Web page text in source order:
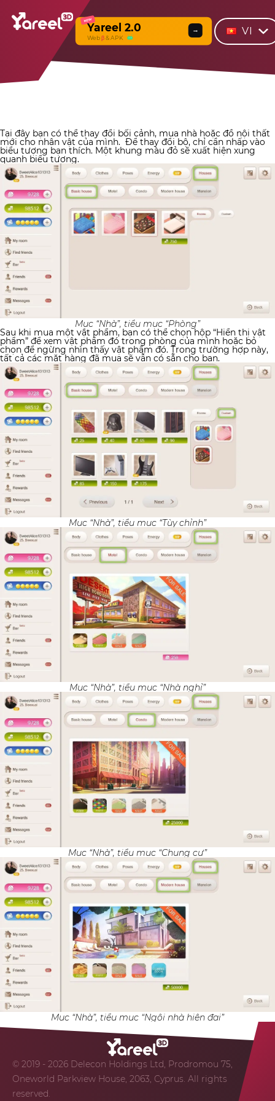
NEW
Yareel 2.0
Webβ & APK
→ VI
Tại đây bạn có thể thay đổi bối cảnh, mua nhà hoặc đồ nội thất
mới cho nhân vật của mình. Để thay đổi bộ, chỉ cần nhấp vào
biểu tượng bạn thích. Một khung màu đỏ sẽ xuất hiện xung
quanh biểu tượng.
Mục “Nhà”, tiểu mục “Phòng”
Sau khi mua một vật phẩm, bạn có thể chọn hộp “Hiển thị vật
phẩm” để xem vật phẩm đó trong phòng của mình hoặc bỏ
chọn để ngừng nhìn thấy vật phẩm đó. Trong trường hợp này,
tất cả các mặt hàng đã mua sẽ vẫn có sẵn cho bạn.
Mục “Nhà”, tiểu mục “Tùy chỉnh”
Mục “Nhà”, tiểu mục “Nhà nghỉ”
Mục “Nhà”, tiểu mục “Chung cư”
Mục “Nhà”, tiểu mục “Ngôi nhà hiện đại”
© 2019 - 2026 Delecon Holdings Ltd, Prodromou 75,
Oneworld Parkview House, 2063, Cyprus. All rights
reserved.